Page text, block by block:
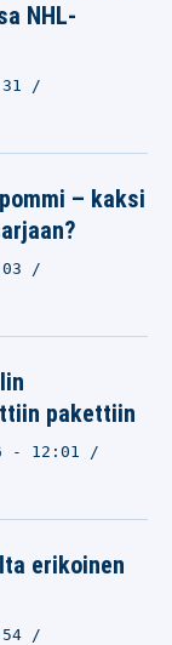
NHL-
– kaksi
pakettiin
- 12:01
erikoinen